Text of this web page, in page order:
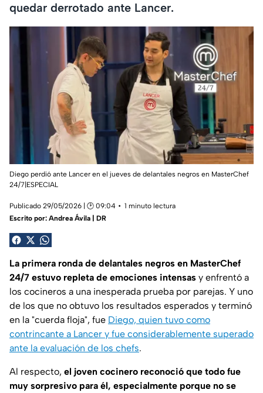
quedar derrotado ante Lancer.
Diego perdió ante Lancer en el jueves de delantales negros en MasterChef
24/7|ESPECIAL
Publicado 29/05/2026 | 🕑 09:04
1 minuto lectura
Escrito por: Andrea Ávila | DR
La primera ronda de delantales negros en MasterChef
24/7 estuvo repleta de emociones intensas y enfrentó a
los cocineros a una inesperada prueba por parejas. Y uno
de los que no obtuvo los resultados esperados y terminó
en la "cuerda floja", fue Diego, quien tuvo como
contrincante a Lancer y fue considerablemente superado
ante la evaluación de los chefs.
Al respecto, el joven cocinero reconoció que todo fue
muy sorpresivo para él, especialmente porque no se